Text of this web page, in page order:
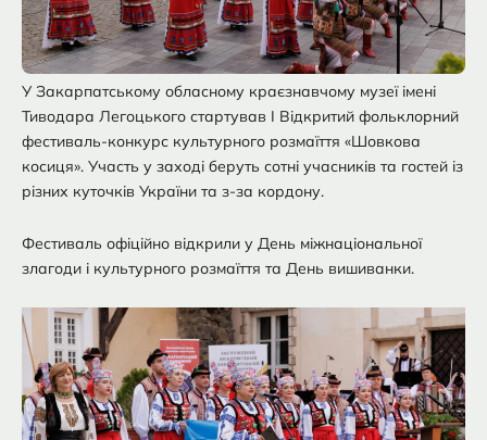
У Закарпатському обласному краєзнавчому музеї імені
Тиводара Легоцького стартував І Відкритий фольклорний
фестиваль-конкурс культурного розмаїття «Шовкова
косиця». Участь у заході беруть сотні учасників та гостей із
різних куточків України та з-за кордону.
Фестиваль офіційно відкрили у День міжнаціональної
злагоди і культурного розмаїття та День вишиванки.